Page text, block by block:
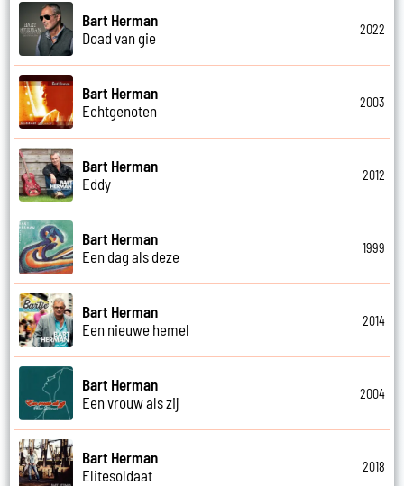
Bart Herman
Doad van gie
2022
Bart Herman
Echtgenoten
2003
Bart Herman
Eddy
2012
Bart Herman
Een dag als deze
1999
Bart Herman
Een nieuwe hemel
2014
Bart Herman
Een vrouw als zij
2004
Bart Herman
Elitesoldaat
2018